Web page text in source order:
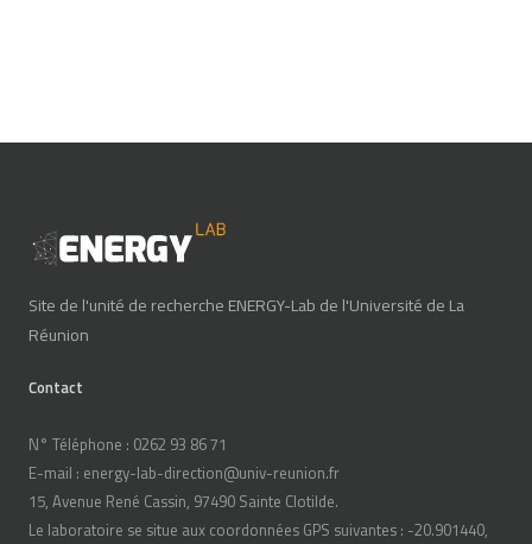
Site de l'unité de recherche ENERGY-Lab de l'Université de La
Réunion
Contact
N° Téléphone : 0262 93 86 71
E-mail : energy-lab-direction@univ-reunion.fr
15, Avenue René Cassin, 97490 Sainte Clotilde.
Le laboratoire se situe aux coordonnées GPS suivantes : -20.901440,